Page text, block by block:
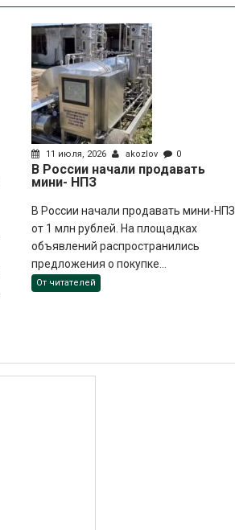
11 июля, 2026 akozlov 0
В России начали продавать
мини- НПЗ
В России начали продавать мини-НПЗ
от 1 млн рублей. На площадках
объявлений распространились
предложения о покупке...
От читателей